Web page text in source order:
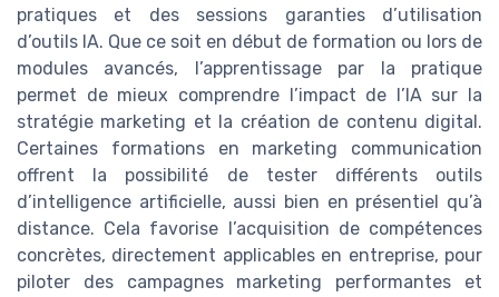
pratiques et des sessions garanties d’utilisation
d’outils IA. Que ce soit en début de formation ou lors de
modules avancés, l’apprentissage par la pratique
permet de mieux comprendre l’impact de l’IA sur la
stratégie marketing et la création de contenu digital.
Certaines formations en marketing communication
offrent la possibilité de tester différents outils
d’intelligence artificielle, aussi bien en présentiel qu’à
distance. Cela favorise l’acquisition de compétences
concrètes, directement applicables en entreprise, pour
piloter des campagnes marketing performantes et